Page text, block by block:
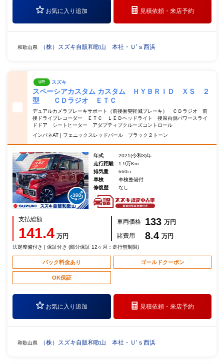
お気に入り追加 見積依頼・来店予約
和歌山県 （株）スズキ自販和歌山 本社・Ｕ’ｓ西浜
UP! スズキ
スペーシアカスタム カスタム ＨＹＢＲＩＤ ＸＳ ２
型 ＣＤラジオ ＥＴＣ
デュアルカメラブレーキサポート（前後衝突軽減ブレーキ） ＣＤラジオ 前
後ドライブレコーダー ＥＴＣ ＬＥＤヘッドライト 後席両側パワースライ
ドドア シートヒーター アダプティブクルーズコントロール
インパネAT | フェニックスレッドパール ブラック２トーン
年式
2021(令和3)年
走行距離
1.9万Km
排気量
660cc
車検
車検整備付
修復歴
なし
支払総額
141.4 万円
車両価格 133 万円
諸費用
8.4 万円
法定整備付き | 保証付き (部分保証 12ヶ月：走行無制限)
パック料金あり ゴールドクーポン
OK保証
お気に入り追加 見積依頼・来店予約
和歌山県 （株）スズキ自販和歌山 本社・Ｕ’ｓ西浜